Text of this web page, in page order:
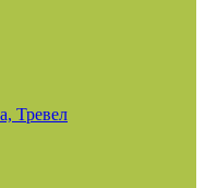
Тревел